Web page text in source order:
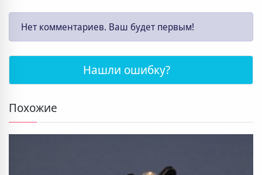
Нет комментариев. Ваш будет первым!
Нашли ошибку?
Похожие